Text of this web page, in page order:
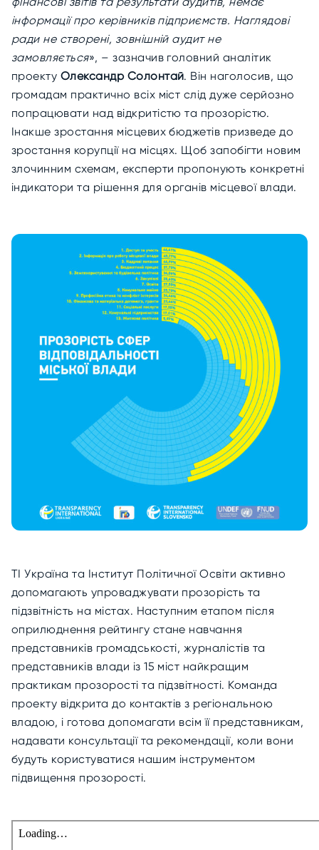
інформації про керівників підприємств. Наглядові
ради не створені, зовнішній аудит не
замовляється», – зазначив головний аналітик
проекту Олександр Солонтай. Він наголосив, що
громадам практично всіх міст слід дуже серйозно
попрацювати над відкритістю та прозорістю.
Інакше зростання місцевих бюджетів призведе до
зростання корупції на місцях. Щоб запобігти новим
злочинним схемам, експерти пропонують конкретні
індикатори та рішення для органів місцевої влади.
ТІ Україна та Інститут Політичної Освіти активно
допомагають упроваджувати прозорість та
підзвітність на містах. Наступним етапом після
оприлюднення рейтингу стане навчання
представників громадськості, журналістів та
представників влади із 15 міст найкращим
практикам прозорості та підзвітності. Команда
проекту відкрита до контактів з регіональною
владою, і готова допомагати всім її представникам,
надавати консультації та рекомендації, коли вони
будуть користуватися нашим інструментом
підвищення прозорості.